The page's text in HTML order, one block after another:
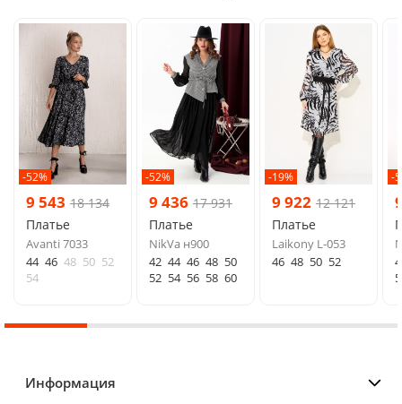
-52%
9 543 18 134
Платье
Avanti 7033
44 46 48 50 52
54
-52%
9 436 17 931
Платье
NikVa н900
42 44 46 48 50
52 54 56 58 60
-19%
9 922 12 121
Платье
Laikony L-053
46 48 50 52
-
Информация